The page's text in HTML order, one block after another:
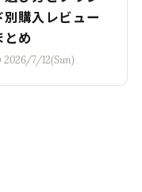
別購入レビュー
とめ
2026/7/12(Sun)